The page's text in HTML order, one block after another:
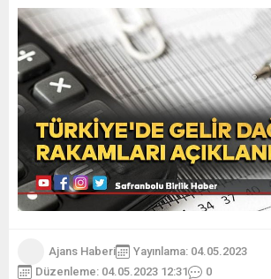
Ajans Haberi
Yayınlama: 04.05.2023
Düzenleme: 04.05.2023 12:31
0